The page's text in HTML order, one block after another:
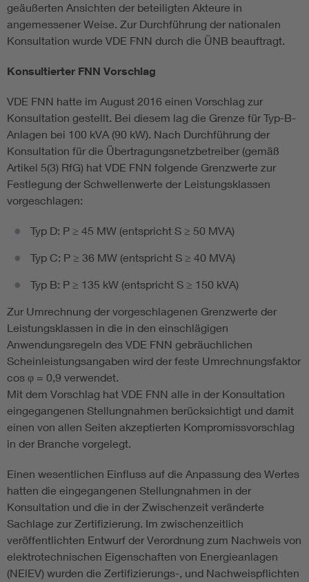
geäußerten Ansichten der beteiligten Akteure in
angemessener Weise. Zur Durchführung der nationalen
Konsultation wurde VDE FNN durch die ÜNB beauftragt.
Konsultierter FNN Vorschlag
VDE FNN hatte im August 2016 einen Vorschlag zur
Konsultation gestellt. Bei diesem lag die Grenze für Typ-B-
Anlagen bei 100 kVA (90 kW). Nach Durchführung der
Konsultation für die Übertragungsnetzbetreiber (gemäß
Artikel 5(3) RfG) hat VDE FNN folgende Grenzwerte zur
Festlegung der Schwellenwerte der Leistungsklassen
vorgeschlagen:
Typ D: P ≥ 45 MW (entspricht S ≥ 50 MVA)
Typ C: P ≥ 36 MW (entspricht S ≥ 40 MVA)
Typ B: P ≥ 135 kW (entspricht S ≥ 150 kVA)
Zur Umrechnung der vorgeschlagenen Grenzwerte der
Leistungsklassen in die in den einschlägigen
Anwendungsregeln des VDE FNN gebräuchlichen
Scheinleistungsangaben wird der feste Umrechnungsfaktor
cos φ = 0,9 verwendet.
Mit dem Vorschlag hat VDE FNN alle in der Konsultation
eingegangenen Stellungnahmen berücksichtigt und damit
einen von allen Seiten akzeptierten Kompromissvorschlag
in der Branche vorgelegt.
Einen wesentlichen Einfluss auf die Anpassung des Wertes
hatten die eingegangenen Stellungnahmen in der
Konsultation und die in der Zwischenzeit veränderte
Sachlage zur Zertifizierung. Im zwischenzeitlich
veröffentlichten Entwurf der Verordnung zum Nachweis von
elektrotechnischen Eigenschaften von Energieanlagen
(NElEV) wurden die Zertifizierungs-, und Nachweispflichten